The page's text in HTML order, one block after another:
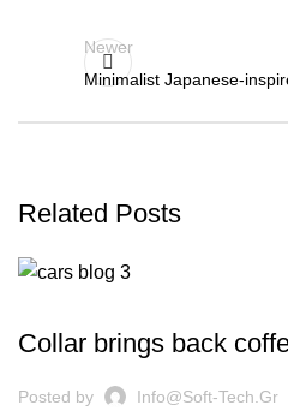
Newer
Minimalist Japanese-
Related Posts
Collar brings back
Posted by Info@soft-Tech.gr